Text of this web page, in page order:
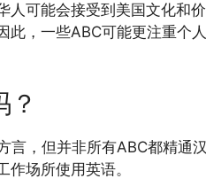
人可能会接受到美国文化和
此，一些ABC可能更注重个
？
言，但并非所有ABC都精通
作场所使用英语。